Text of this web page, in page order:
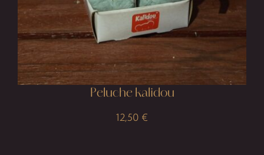
Peluche kalidou
12,50 €